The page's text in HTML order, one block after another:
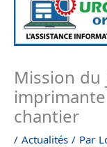
Mission du
chantier
/ Actualités / Par